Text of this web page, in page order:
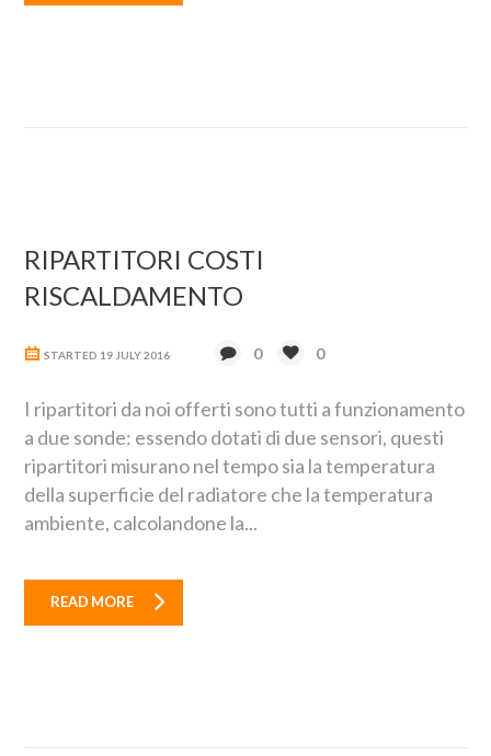
RIPARTITORI COSTI
RISCALDAMENTO
STARTED 19 JULY 2016 0 0
I ripartitori da noi offerti sono tutti a funzionamento
a due sonde: essendo dotati di due sensori, questi
ripartitori misurano nel tempo sia la temperatura
della superficie del radiatore che la temperatura
ambiente, calcolandone la...
READ MORE